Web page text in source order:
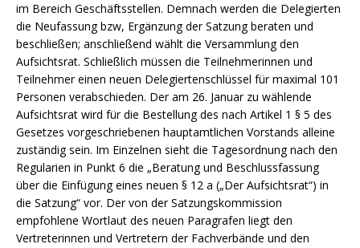
im Bereich Geschäftsstellen. Demnach werden die Delegierten
die Neufassung bzw, Ergänzung der Satzung beraten und
beschließen; anschließend wählt die Versammlung den
Aufsichtsrat. Schließlich müssen die Teilnehmerinnen und
Teilnehmer einen neuen Delegiertenschlüssel für maximal 101
Personen verabschieden. Der am 26. Januar zu wählende
Aufsichtsrat wird für die Bestellung des nach Artikel 1 § 5 des
Gesetzes vorgeschriebenen hauptamtlichen Vorstands alleine
zuständig sein. Im Einzelnen sieht die Tagesordnung nach den
Regularien in Punkt 6 die „Beratung und Beschlussfassung
über die Einfügung eines neuen § 12 a („Der Aufsichtsrat“) in
die Satzung“ vor. Der von der Satzungskommission
empfohlene Wortlaut des neuen Paragrafen liegt den
Vertreterinnen und Vertretern der Fachverbände und den